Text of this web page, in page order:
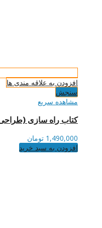
افزودن به علاقه مندی ها
سنجش
مشاهده سریع
کتاب راه سازی
1,490,000 تومان
افزودن به سبد خرید